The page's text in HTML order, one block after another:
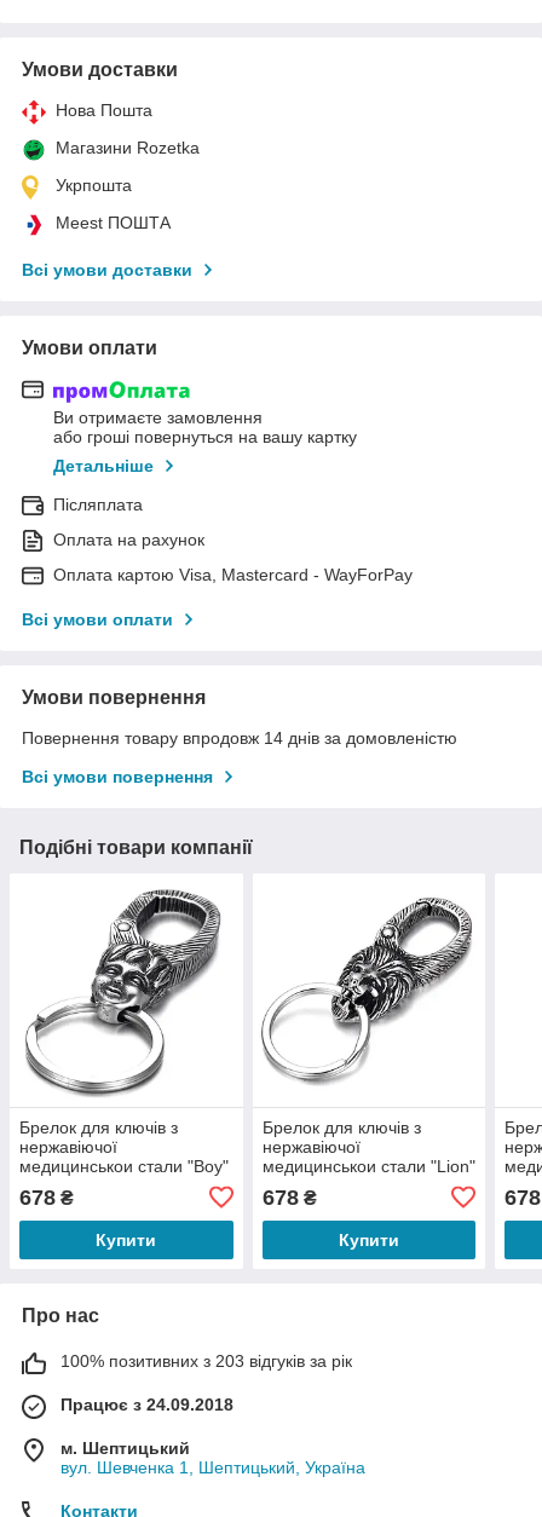
Умови доставки
Нова Пошта
Магазини Rozetka
Укрпошта
Meest ПОШТА
Всі умови доставки
Умови оплати
Ви отримаєте замовлення
або гроші повернуться на вашу картку
Детальніше
Післяплата
Оплата на рахунок
Оплата картою Visa, Mastercard - WayForPay
Всі умови оплати
Умови повернення
Повернення товару впродовж 14 днів за домовленістю
Всі умови повернення
Подібні товари компанії
Брелок для ключів з
нержавіючої
медицинськои стали "Boy"
678 ₴
Купити
Брелок для ключів з
нержавіючої
медицинськои стали "Lion"
678₴
Купити
678
Про нас
100% позитивних з 203 відгуків за рік
Працює з 24.09.2018
м. Шептицький
вул. Шевченка 1, Шептицький, Україна
Контакти